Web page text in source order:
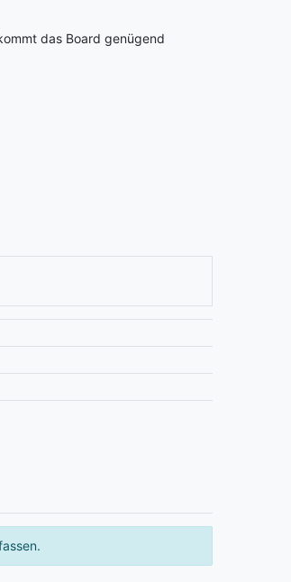
das Board genügend